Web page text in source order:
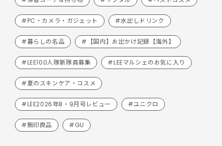
#PC・カメラ・ガジェット #水出しドリンク
#暮らしの名品 #【国内】お出かけ記録【海外】
#LEE100人隊新隊員募集 #LEEマルシェのお気に入り
#夏のスキンケア・コスメ
#LEE2026年8・9月号レビュー #ユニクロ
#無印良品 #GU